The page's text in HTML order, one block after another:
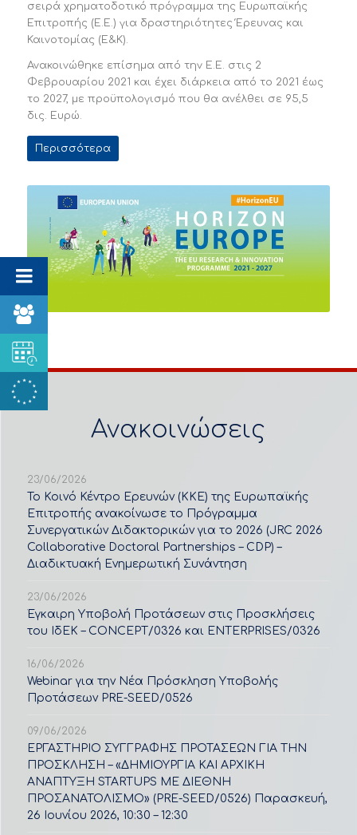
σειρά χρηματοδοτικό πρόγραμμα της Ευρωπαϊκής
Επιτροπής (Ε.Ε.) για δραστηριότητες Έρευνας και
Καινοτομίας (Ε&Κ).
Ανακοινώθηκε επίσημα από την Ε.Ε. στις 2
Φεβρουαρίου 2021 και έχει διάρκεια από το 2021 έως
το 2027, με προϋπολογισμό που θα ανέλθει σε 95,5
δις. Ευρώ.
Περισσότερα
Ανακοινώσεις
23/06/2026
Το Κοινό Κέντρο Ερευνών (ΚΚΕ) της Ευρωπαϊκής
Επιτροπής ανακοίνωσε το Πρόγραμμα
Συνεργατικών Διδακτορικών για το 2026 (JRC 2026
Collaborative Doctoral Partnerships – CDP) –
Διαδικτυακή Ενημερωτική Συνάντηση
23/06/2026
Έγκαιρη Υποβολή Προτάσεων στις Προσκλήσεις
του ΙδΕΚ – CONCEPT/0326 και ENTERPRISES/0326
16/06/2026
Webinar για την Νέα Πρόσκληση Υποβολής
Προτάσεων PRE-SEED/0526
09/06/2026
ΕΡΓΑΣΤΗΡΙΟ ΣΥΓΓΡΑΦΗΣ ΠΡΟΤΑΣΕΩΝ ΓΙΑ ΤΗΝ
ΠΡΟΣΚΛΗΣΗ – «ΔΗΜΙΟΥΡΓΙΑ ΚΑΙ ΑΡΧΙΚΗ
ΑΝΑΠΤΥΞΗ STARTUPS ΜΕ ΔΙΕΘΝΗ
ΠΡΟΣΑΝΑΤΟΛΙΣΜΟ» (PRE-SEED/0526) Παρασκευή,
26 Ιουνίου 2026, 10:30 – 12:30